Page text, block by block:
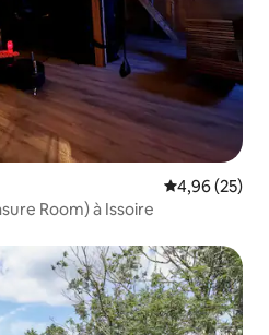
4,96 (25)
Room) à Issoire